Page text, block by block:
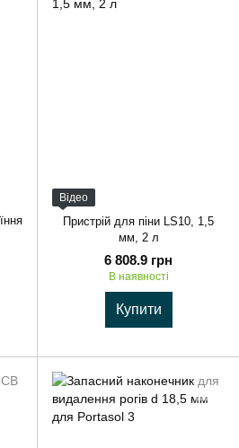
Відео
Пристрій для піни LS10, 1,5
мм, 2 л
6 808.9 грн
В наявності
Купити